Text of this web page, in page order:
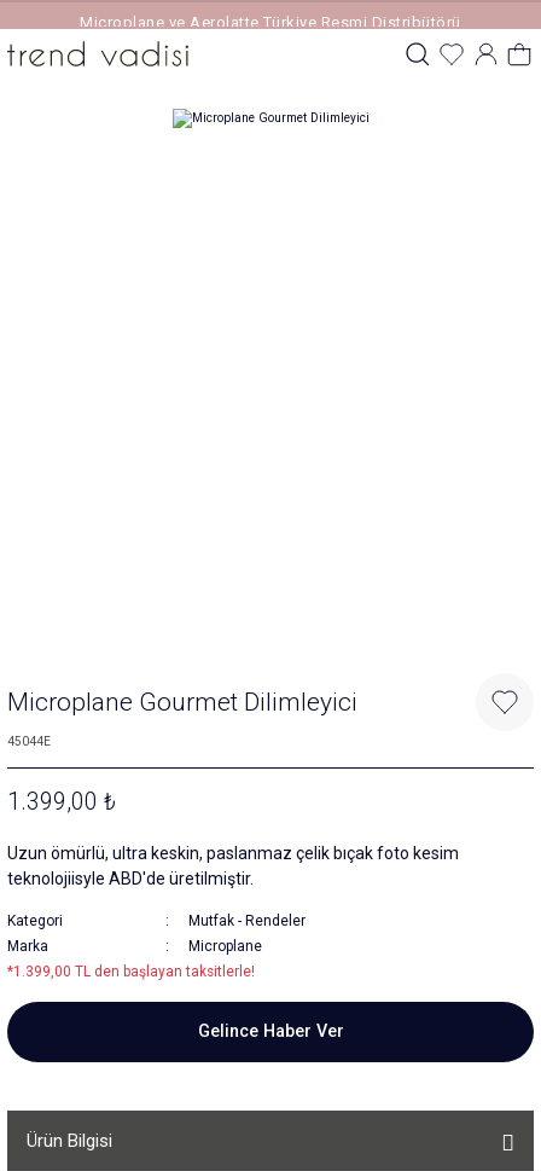
Microplane ve Aerolatte Türkiye Resmi Distribütörü
Microplane Gourmet Dilimleyici
45044E
1.399,00 ₺
Uzun ömürlü, ultra keskin, paslanmaz çelik bıçak foto kesim
teknolojiisyle ABD'de üretilmiştir.
Kategori Mutfak - Rendeler
Marka
Microplane
*1.399,00 TL den başlayan taksitlerle!
Gelince Haber Ver
Ürün Bilgisi